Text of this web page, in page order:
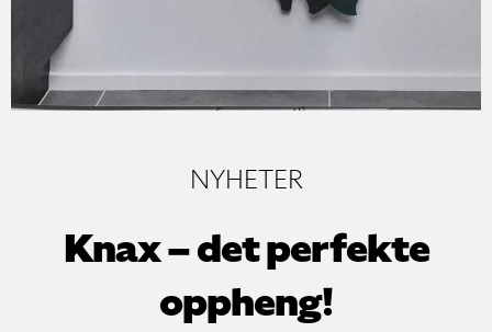
NYHETER
Knax – det perfekte
oppheng!